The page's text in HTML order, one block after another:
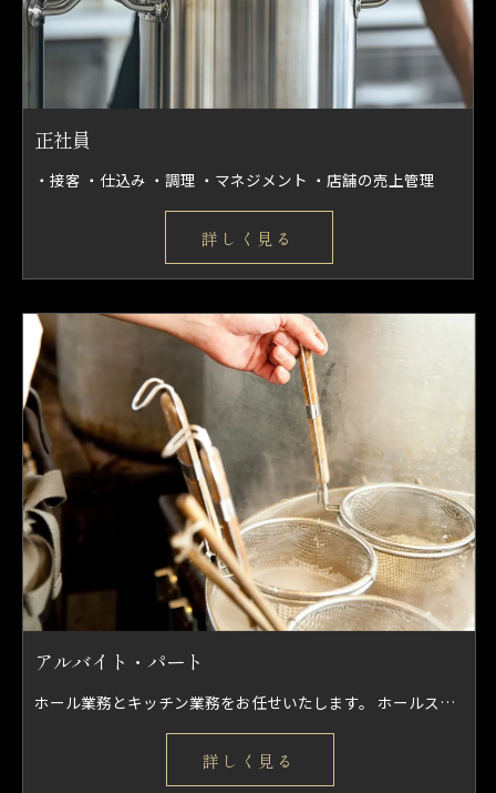
正社員
・接客 ・仕込み ・調理 ・マネジメント ・店舗の売上管理
詳しく見る
アルバイト・パート
ホール業務とキッチン業務をお任せいたします。 ホールスタッフとしてお客様の案内、料理配膳、オーダー取り、レジなどをお願いします。 キッチン業務としては簡単な仕込み、盛り付け、調理などを行っていただきます。
詳しく見る